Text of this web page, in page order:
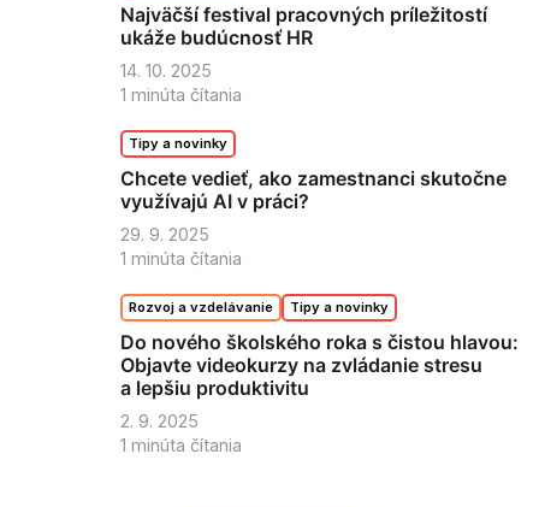
Najväčší festival pracovných príležitostí
ukáže budúcnosť HR
14. 10. 2025
1 minúta čítania
Tipy a novinky
Chcete vedieť, ako zamestnanci skutočne
využívajú AI v práci?
29. 9. 2025
1 minúta čítania
Rozvoj a vzdelávanie Tipy a novinky
Do nového školského roka s čistou hlavou:
Objavte videokurzy na zvládanie stresu
a lepšiu produktivitu
2. 9. 2025
1 minúta čítania